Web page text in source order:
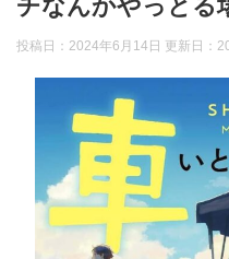
チなんかやっとる
投稿日：2024年6月14日 更新日：